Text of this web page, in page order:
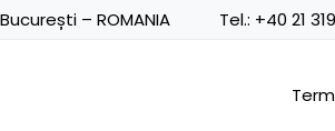
– ROMANIA Tel.: +40 21